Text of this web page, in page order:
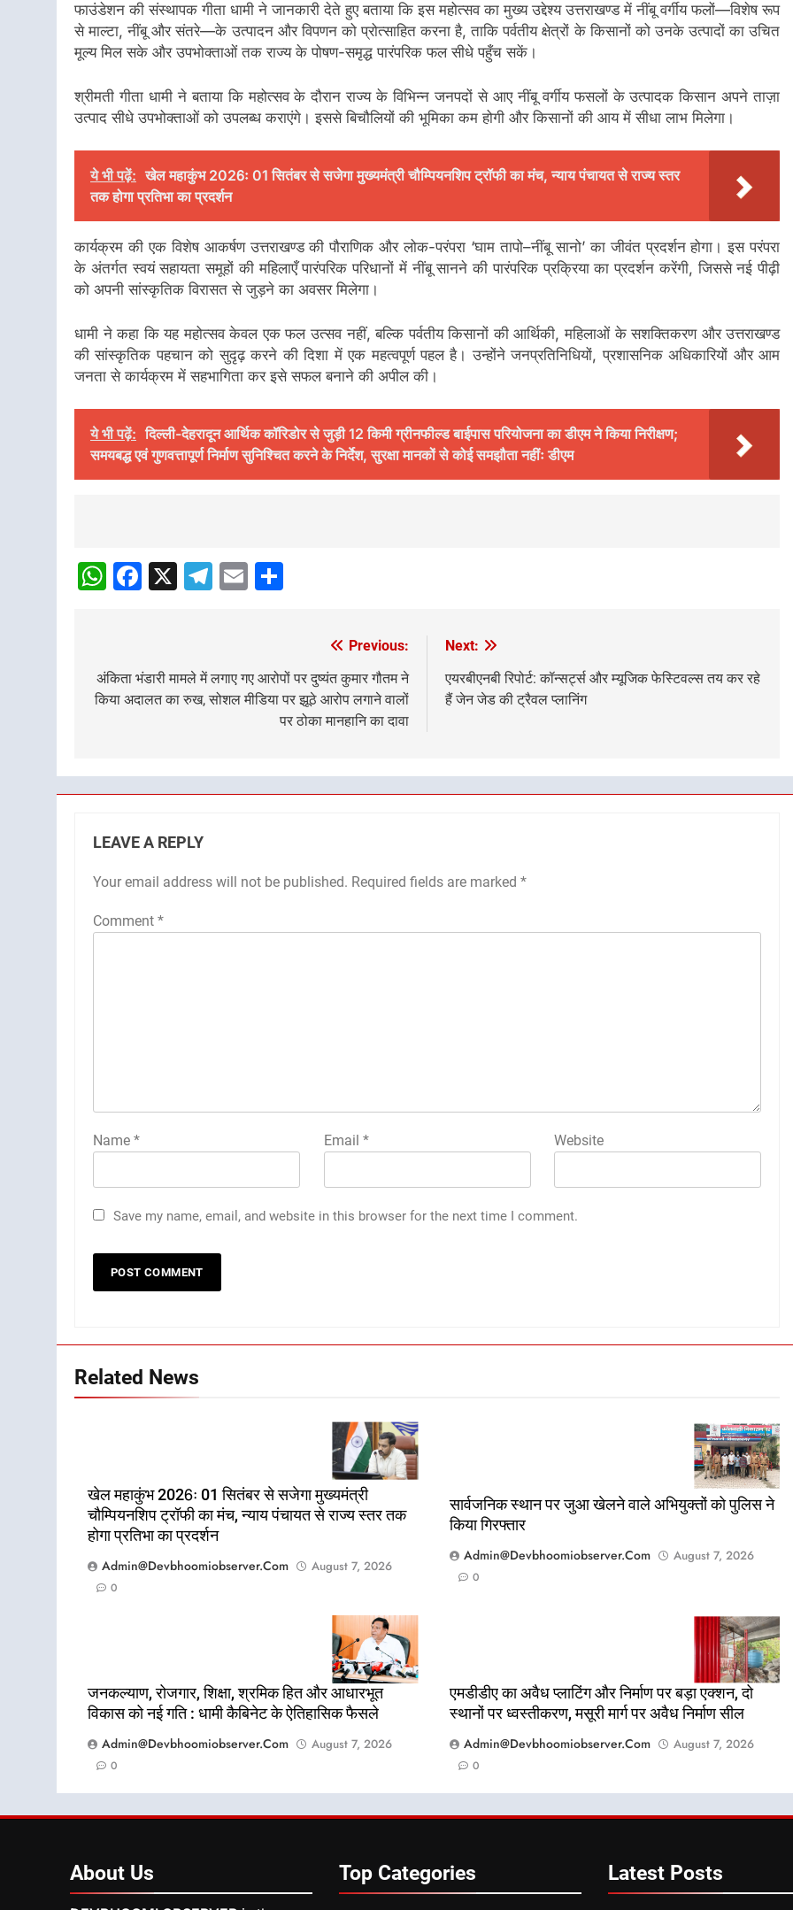
फाउंडेशन की संस्थापक गीता धामी ने जानकारी देते हुए बताया कि इस महोत्सव का मुख्य उद्देश्य उत्तराखण्ड में नींबू वर्गीय फलों—विशेष रूप
से माल्टा, नींबू और संतरे—के उत्पादन और विपणन को प्रोत्साहित करना है, ताकि पर्वतीय क्षेत्रों के किसानों को उनके उत्पादों का उचित
मूल्य मिल सके और उपभोक्ताओं तक राज्य के पोषण-समृद्ध पारंपरिक फल सीधे पहुँच सकें।
श्रीमती गीता धामी ने बताया कि महोत्सव के दौरान राज्य के विभिन्न जनपदों से आए नींबू वर्गीय फसलों के उत्पादक किसान अपने ताज़ा
उत्पाद सीधे उपभोक्ताओं को उपलब्ध कराएंगे। इससे बिचौलियों की भूमिका कम होगी और किसानों की आय में सीधा लाभ मिलेगा।
ये भी पढ़ें: खेल महाकुंभ 2026ः 01 सितंबर से सजेगा मुख्यमंत्री चौम्पियनशिप ट्रॉफी का मंच, न्याय पंचायत से राज्य स्तर
तक होगा प्रतिभा का प्रदर्शन
कार्यक्रम की एक विशेष आकर्षण उत्तराखण्ड की पौराणिक और लोक-परंपरा ‘घाम तापो–नींबू सानो’ का जीवंत प्रदर्शन होगा। इस परंपरा
के अंतर्गत स्वयं सहायता समूहों की महिलाएँ पारंपरिक परिधानों में नींबू सानने की पारंपरिक प्रक्रिया का प्रदर्शन करेंगी, जिससे नई पीढ़ी
को अपनी सांस्कृतिक विरासत से जुड़ने का अवसर मिलेगा।
धामी ने कहा कि यह महोत्सव केवल एक फल उत्सव नहीं, बल्कि पर्वतीय किसानों की आर्थिकी, महिलाओं के सशक्तिकरण और उत्तराखण्ड
की सांस्कृतिक पहचान को सुदृढ़ करने की दिशा में एक महत्वपूर्ण पहल है। उन्होंने जनप्रतिनिधियों, प्रशासनिक अधिकारियों और आम
जनता से कार्यक्रम में सहभागिता कर इसे सफल बनाने की अपील की।
ये भी पढ़ें: दिल्ली-देहरादून आर्थिक कॉरिडोर से जुड़ी 12 किमी ग्रीनफील्ड बाईपास परियोजना का डीएम ने किया निरीक्षण;
समयबद्ध एवं गुणवत्तापूर्ण निर्माण सुनिश्चित करने के निर्देश, सुरक्षा मानकों से कोई समझौता नहींः डीएम
navigation
WhatsApp
Facebook
X Telegram
Email
navigation
Previous:
अंकिता भंडारी मामले में लगाए गए आरोपों पर दुष्यंत कुमार गौतम ने
किया अदालत का रुख, सोशल मीडिया पर झूठे आरोप लगाने वालों
पर ठोका मानहानि का दावा
Next:
एयरबीएनबी रिपोर्ट: कॉन्सर्ट्स और म्यूजिक फेस्टिवल्स तय कर रहे
हैं जेन जेड की ट्रैवल प्लानिंग
LEAVE A REPLY
Your email address will not be published. Required fields are marked *
Comment *
Name * Email * Website
Save my name, email, and website in this browser for the next time I comment.
Related News
खेल महाकुंभ 2026ः 01 सितंबर से सजेगा मुख्यमंत्री
चौम्पियनशिप ट्रॉफी का मंच, न्याय पंचायत से राज्य स्तर तक
होगा प्रतिभा का प्रदर्शन
Admin@devbhoomiobserver.com
August 7, 2026
0
सार्वजनिक स्थान पर जुआ खेलने वाले अभियुक्तों को पुलिस ने
किया गिरफ्तार
Admin@devbhoomiobserver.com
August 7, 2026
0
जनकल्याण, रोजगार, शिक्षा, श्रमिक हित और आधारभूत
विकास को नई गति : धामी कैबिनेट के ऐतिहासिक फैसले
Admin@devbhoomiobserver.com
August 7, 2026
0
एमडीडीए का अवैध प्लाटिंग और निर्माण पर बड़ा एक्शन, दो
स्थानों पर ध्वस्तीकरण, मसूरी मार्ग पर अवैध निर्माण सील
Admin@devbhoomiobserver.com
August 7, 2026
0
About Us Top Categories Latest Posts